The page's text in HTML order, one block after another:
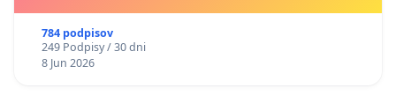
784 podpisov
249 Podpisy / 30 dni
8 Jun 2026